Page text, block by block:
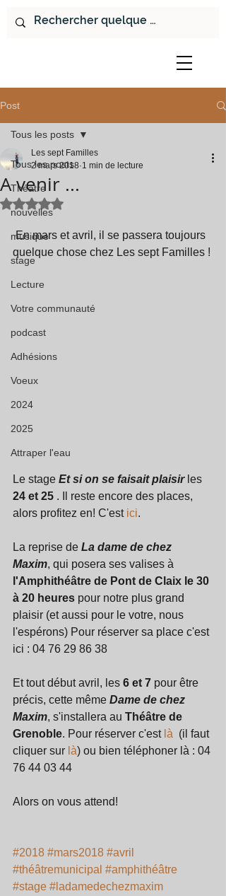
Post
Tous les posts
Théâtre
nouvelles
musique
stage
Lecture
Votre communauté
podcast
Adhésions
Voeux
2024
2025
Attraper l'eau
Tous les posts
A venir ...
Les sept Familles
2 mars 2018 1 min de lecture
Noté NaN étoiles sur 5.
En mars et avril, il se passera toujours
quelque chose chez Les sept Familles !
Le stage Et si on se faisait plaisir les
24 et 25 . Il reste encore des places,
alors profitez en! C'est ici.
La reprise de La dame de chez
Maxim, qui posera ses valises à
l'Amphithéâtre de Pont de Claix le 30
à 20 heures pour notre plus grand
plaisir (et aussi pour le votre, nous
l'espérons) Pour réserver sa place c'est
ici : 04 76 29 86 38
Et tout début avril, les 6 et 7 pour être
précis, cette même Dame de chez
Maxim, s'installera au Théâtre de
Grenoble. Pour réserver c'est là
  (il faut
cliquer sur là) ou bien téléphoner là : 04
76 44 03 44
Alors on vous attend!
#2018 #mars2018 #avril
#théâtremunicipal #amphithéâtre
#stage #ladamedechezmaxim